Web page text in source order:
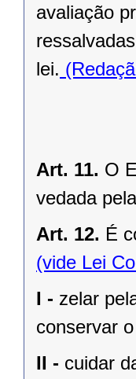
avaliação
lei.
Art. 11. O
vedada
Art. 12. É
(vide Lei
I - zelar
conservar
II - cuidar